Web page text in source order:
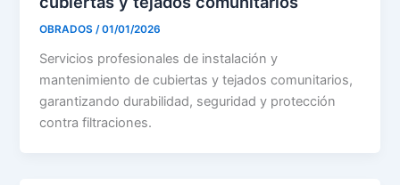
OBRADOS/01/01/2026
Servicios profesionales de instalación y
mantenimiento de cubiertas y tejados comunitarios,
garantizando durabilidad, seguridad y protección
contra filtraciones.